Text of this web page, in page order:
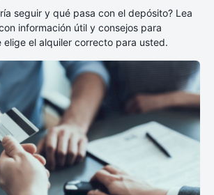
seguir y qué pasa con el depósito? Lea
información útil y consejos para
elige el alquiler correcto para usted.